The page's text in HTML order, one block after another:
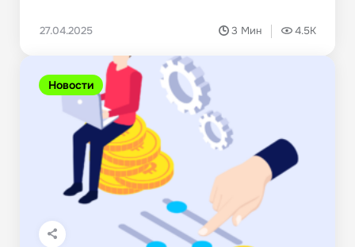
27.04.2025 3 Мин 4.5K
Новости